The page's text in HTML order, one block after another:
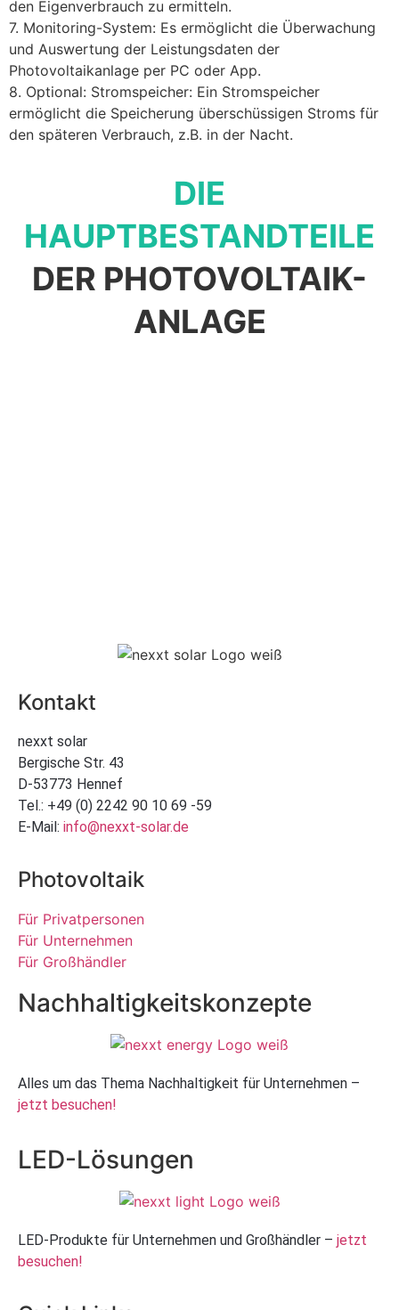
den Eigenverbrauch zu ermitteln.
7. Monitoring-System: Es ermöglicht die Überwachung
und Auswertung der Leistungsdaten der
Photovoltaikanlage per PC oder App.
8. Optional: Stromspeicher: Ein Stromspeicher
ermöglicht die Speicherung überschüssigen Stroms für
den späteren Verbrauch, z.B. in der Nacht.
DIE
HAUPTBESTANDTEILE
DER PHOTOVOLTAIK-
ANLAGE
Kontakt
nexxt solar
Bergische Str. 43
D-53773 Hennef
Tel.: +49 (0) 2242 90 10 69 -59
E-Mail: info@nexxt-solar.de
Photovoltaik
Für Privatpersonen
Für Unternehmen
Für Großhändler
Nachhaltigkeitskonzepte
Alles um das Thema Nachhaltigkeit für Unternehmen –
jetzt besuchen!
LED-Lösungen
LED-Produkte für Unternehmen und Großhändler – jetzt
besuchen!